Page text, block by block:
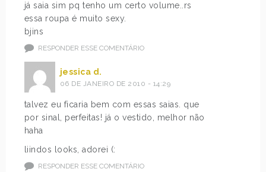
já saia sim pq tenho um certo volume..rs
essa roupa é muito sexy.
bjins
RESPONDER ESSE COMENTÁRIO
jessica d.
06 DE JANEIRO DE 2010 - 14:29
talvez eu ficaria bem com essas saias. que
por sinal, perfeitas! já o vestido, melhor não
haha
liindos looks, adorei (:
RESPONDER ESSE COMENTÁRIO